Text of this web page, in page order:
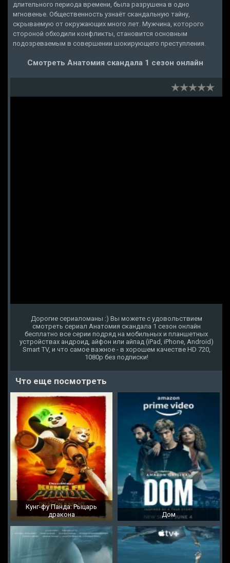
длительного периода времени, была разрушена в одно
мгновенье. Общественность узнаёт скандальную тайну,
скрываемую от окружающих много лет. Мужчина, которого
стороной обходили конфликты, становится основным
подозреваемым в совершении шокирующего преступления.
Смотреть Анатомия скандала 1 сезон онлайн
Дорогие сериаломаны :) Вы можете с удовольствием
смотреть сериал Анатомия скандала 1 сезон онлайн
бесплатно все серии подряд на мобильных и планшетных
устройствах андроид, айфон или айпад (iPad, iPhone, Android)
Smart TV, и что самое важное - в хорошем качестве HD 720,
1080p без подписки!
Что еще посмотреть
Кунг-фу Панда: Рыцарь
дракона
Дом